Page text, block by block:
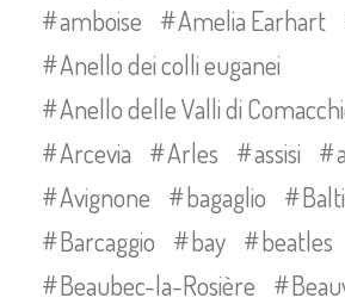
amboise
Amelia Earhart
Anello dei colli euganei
Anello delle Valli di
Arcevia
Arles assisi
Avignone
bagaglio
Barcaggio
bay
beatles
Beaubec-la-Rosière